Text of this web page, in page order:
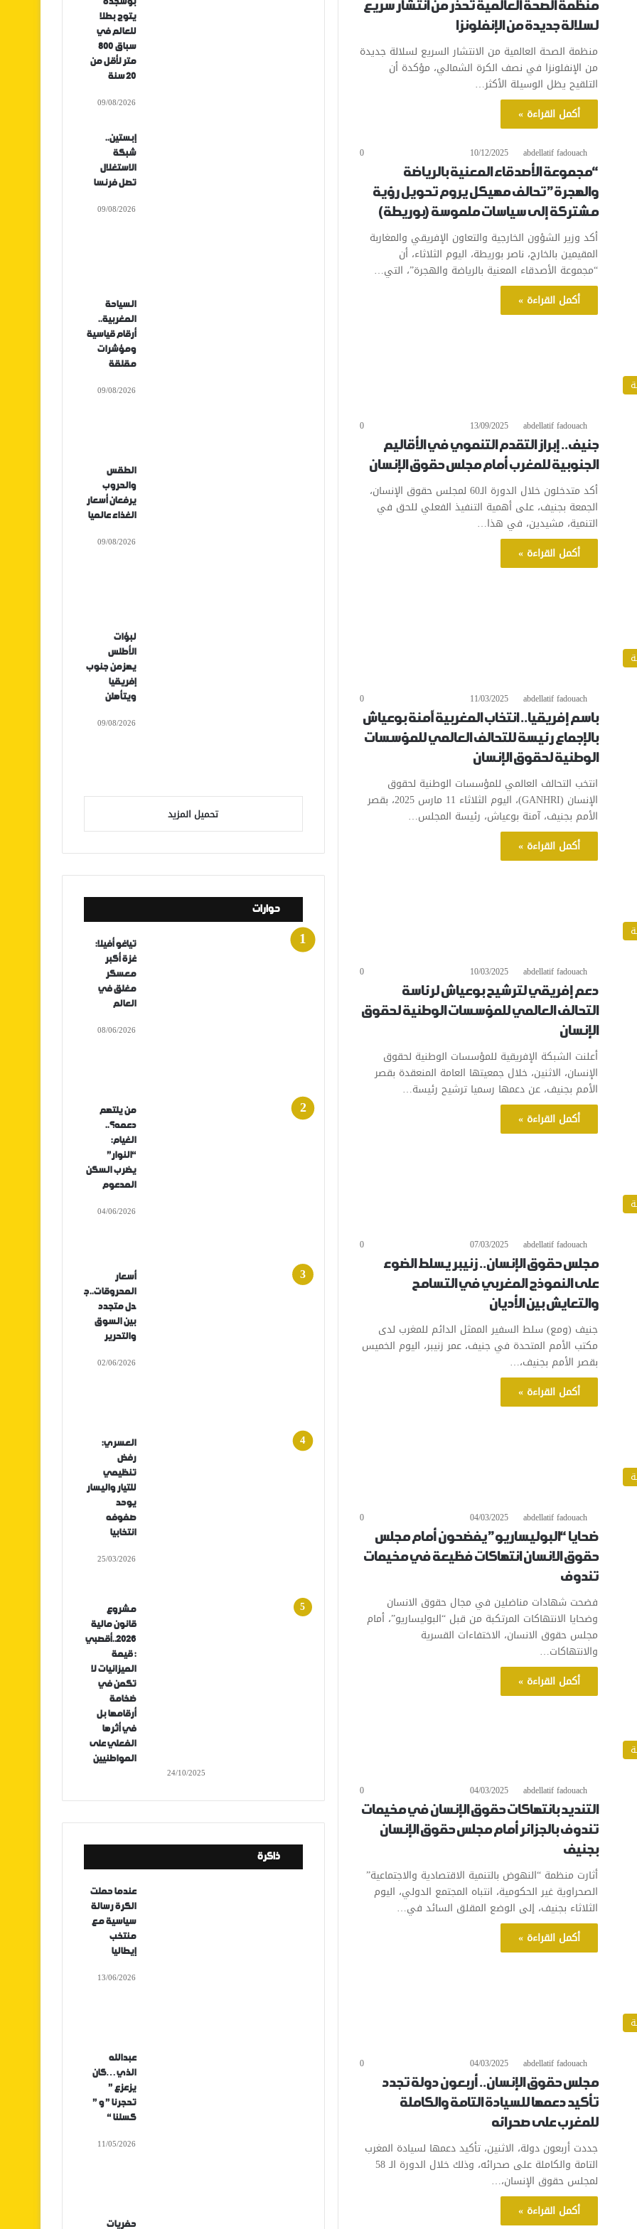
منظمة الصحة العالمية تحذر من انتشار سريع
لسلالة جديدة من الإنفلونزا
منظمة الصحة العالمية من الانتشار السريع لسلالة جديدة
من الإنفلونزا في نصف الكرة الشمالي، مؤكدة أن
التلقيح يظل الوسيلة الأكثر…
أكمل القراءة »
abdellatif fadouach
10/12/2025
0
“مجموعة الأصدقاء المعنية بالرياضة
والهجرة” تحالف مهيكل يروم تحويل رؤية
مشتركة إلى سياسات ملموسة (بوريطة)
أكد وزير الشؤون الخارجية والتعاون الإفريقي والمغاربة
المقيمين بالخارج، ناصر بوريطة، اليوم الثلاثاء، أن
“مجموعة الأصدقاء المعنية بالرياضة والهجرة”، التي…
أكمل القراءة »
abdellatif fadouach
13/09/2025
0
جنيف.. إبراز التقدم التنموي في الأقاليم
الجنوبية للمغرب أمام مجلس حقوق الإنسان
أكد متدخلون خلال الدورة الـ60 لمجلس حقوق الإنسان،
الجمعة بجنيف، على أهمية التنفيذ الفعلي للحق في
التنمية، مشيدين، في هذا…
أكمل القراءة »
abdellatif fadouach
11/03/2025
0
باسم إفريقيا.. انتخاب المغربية آمنة بوعياش
بالإجماع رئيسة للتحالف العالمي للمؤسسات
الوطنية لحقوق الإنسان
انتخب التحالف العالمي للمؤسسات الوطنية لحقوق
الإنسان (GANHRI)، اليوم الثلاثاء 11 مارس 2025، بقصر
الأمم بجنيف، آمنة بوعياش، رئيسة المجلس…
أكمل القراءة »
abdellatif fadouach
10/03/2025
0
دعم إفريقي لترشيح بوعياش لرئاسة
التحالف العالمي للمؤسسات الوطنية لحقوق
الإنسان
أعلنت الشبكة الإفريقية للمؤسسات الوطنية لحقوق
الإنسان، الاثنين، خلال جمعيتها العامة المنعقدة بقصر
الأمم بجنيف، عن دعمها رسميا ترشيح رئيسة…
أكمل القراءة »
abdellatif fadouach
07/03/2025
0
مجلس حقوق الإنسان.. زنيبر يسلط الضوء
على النموذج المغربي في التسامح
والتعايش بين الأديان
جنيف (ومع) سلط السفير الممثل الدائم للمغرب لدى
مكتب الأمم المتحدة في جنيف، عمر زنيبر، اليوم الخميس
بقصر الأمم بجنيف،…
أكمل القراءة »
abdellatif fadouach
04/03/2025
0
ضحايا “البوليساريو” يفضحون أمام مجلس
حقوق الانسان انتهاكات فظيعة في مخيمات
تندوف
فضحت شهادات مناضلين في مجال حقوق الانسان
وضحايا الانتهاكات المرتكبة من قبل “البوليساريو”، أمام
مجلس حقوق الانسان، الاختفاءات القسرية
والانتهاكات…
أكمل القراءة »
abdellatif fadouach
04/03/2025
0
التنديد بانتهاكات حقوق الإنسان في مخيمات
تندوف بالجزائر أمام مجلس حقوق الإنسان
بجنيف
أثارت منظمة “النهوض بالتنمية الاقتصادية والاجتماعية”
الصحراوية غير الحكومية، انتباه المجتمع الدولي، اليوم
الثلاثاء بجنيف، إلى الوضع المقلق السائد في…
أكمل القراءة »
abdellatif fadouach
04/03/2025
0
مجلس حقوق الإنسان.. أربعون دولة تجدد
تأكيد دعمها للسيادة التامة والكاملة
للمغرب على صحرائه
جددت أربعون دولة، الاثنين، تأكيد دعمها لسيادة المغرب
التامة والكاملة على صحرائه، وذلك خلال الدورة الـ 58
لمجلس حقوق الإنسان،…
أكمل القراءة »
يتوج بطلا
للعالم في
سباق 800
متر لأقل من
20 سنة
09/08/2026
إبستين..
شبكة
الاستغلال
تصل فرنسا
09/08/2026
السياحة
المغربية..
أرقام قياسية
ومؤشرات
مقلقة
09/08/2026
الطقس
والحروب
يرفعان أسعار
الغذاء عالميا
09/08/2026
لبؤات
الأطلس
يهزمن جنوب
إفريقيا
ويتأهلن
09/08/2026
تحميل المزيد
حوارات
تياغو أفيلا:
غزة أكبر
معسكر
مغلق في
العالم
08/06/2026
من يلتهم
دعمه؟..
الغيام:
“النوار”
يضرب السكن
المدعوم
04/06/2026
أسعار
المحروقات..ج
دل متجدد
بين السوق
والتحرير
02/06/2026
العسري:
رفض
تنظيمي
للتيار واليسار
يوحد
صفوفه
انتخابيا
25/03/2026
مشروع
قانون مالية
2026..أقصبي
: قيمة
الميزانيات لا
تكمن في
ضخامة
أرقامها بل
في أثرها
الفعلي على
المواطنيين
24/10/2025
ذاكرة
عندما حملت
الكرة رسالة
سياسية مع
منتخب
إيطاليا
13/06/2026
عبدالله
الذي…كان
يزعزع ”
تحجرنا ” و ”
كسلنا “
11/05/2026
حفريات